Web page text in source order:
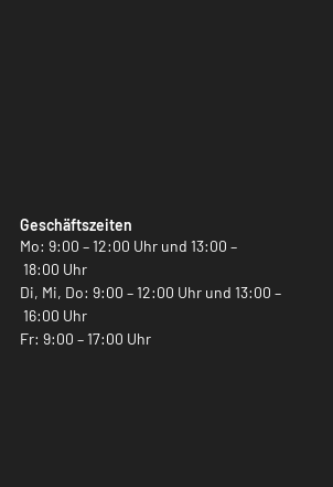
Geschäftszeiten
Mo: 9:00 – 12:00 Uhr und 13:00 –
18:00 Uhr
Di, Mi, Do: 9:00 – 12:00 Uhr und 13:00 –
16:00 Uhr
Fr: 9:00 – 17:00 Uhr